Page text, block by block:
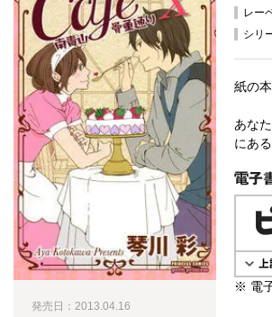
レー
シリ
紙の
あな
にあ
電子書
※ 電
発売日：2013.04.16